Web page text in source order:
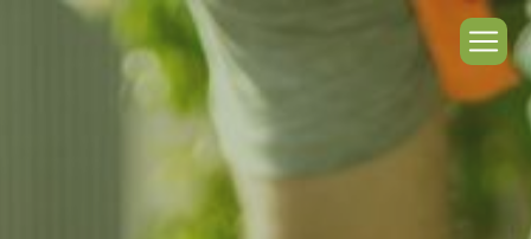
Panneau de gestion des cookies